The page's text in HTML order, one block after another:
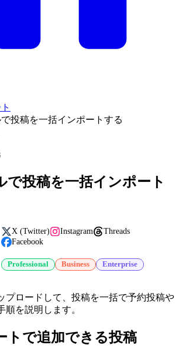
投稿を一括インポートする
で投稿を一括インポート
X (Twitter) Instagram
Threads
Facebook
Professional Business Enterprise
プロードして、投稿を一括で予約投稿や
順を説明します。
トで追加できる投稿